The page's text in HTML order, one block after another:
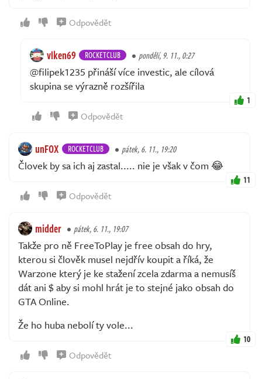
Odpovědět
vlken69 ROCKETCLUB pondělí, 9. 11., 0:27
@filipek1235 přináší více investic, ale cílová
skupina se výrazně rozšířila
1
Odpovědět
unFOX ROCKETCLUB pátek, 6. 11., 19:20
Človek by sa ich aj zastal..... nie je však v čom 😂
11
Odpovědět
midder pátek, 6. 11., 19:07
Takže pro ně FreeToPlay je free obsah do hry,
kterou si člověk musel nejdřív koupit a říká, že
Warzone který je ke stažení zcela zdarma a nemusíš
dát ani $ aby si mohl hrát je to stejné jako obsah do
GTA Online.
Že ho huba nebolí ty vole...
10
Odpovědět